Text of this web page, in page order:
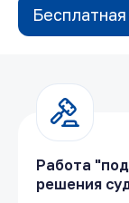
Работа
решения